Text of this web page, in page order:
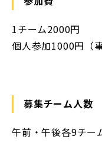
1チーム2000円
個人参加1000円（
募集チーム人数
午前・午後各9チー